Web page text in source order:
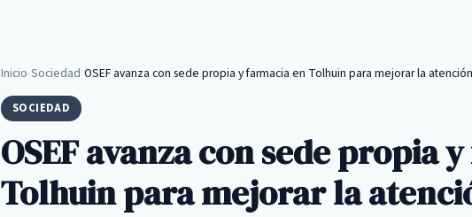
Inicio Sociedad OSEF avanza con sede propia y farmacia en Tolhuin para mejorar la
SOCIEDAD
OSEF avanza con sede propia
Tolhuin para mejorar la